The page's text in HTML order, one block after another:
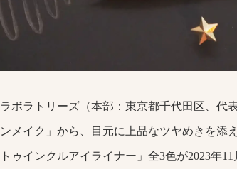
ボラトリーズ（本部：東京都千代田区、代
メイク」から、目元に上品なツヤめきを添
ゥインクルアイライナー」全3色が2023年11